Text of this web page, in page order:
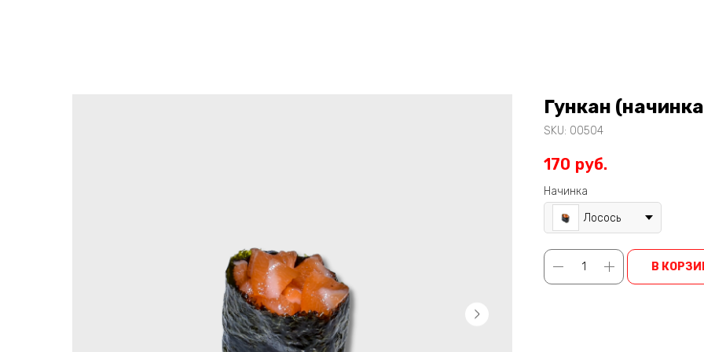
Гункан
SKU: 00504
170 руб.
Начинка
Лосось
В